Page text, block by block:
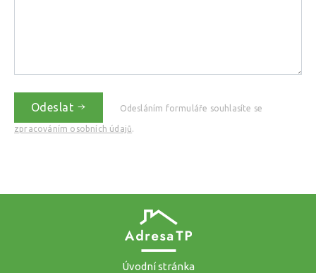
Odeslat Odesláním formuláře souhlasíte se
zpracováním osobních údajů
Úvodní stránka